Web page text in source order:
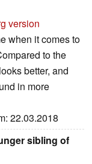
version
when it comes to
to the
better, and
in more
22.03.2018
sibling of